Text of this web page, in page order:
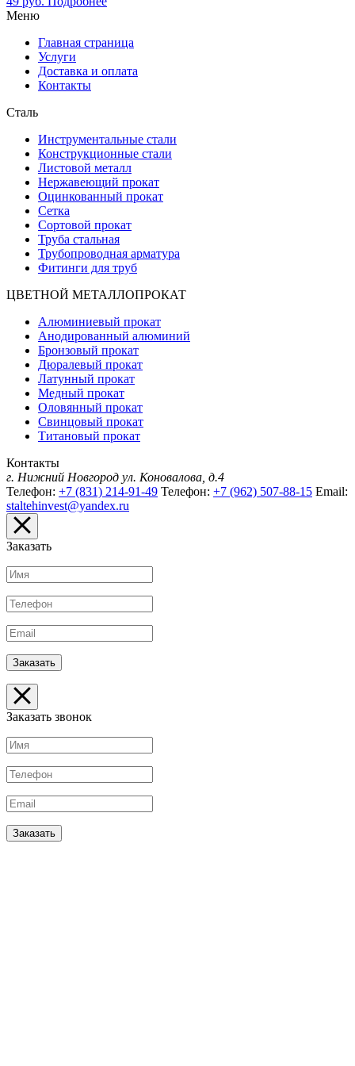
Меню
Главная страница
Услуги
Доставка и оплата
Контакты
Сталь
Инструментальные стали
Конструкционные стали
Листовой металл
Нержавеющий прокат
Оцинкованный прокат
Сетка
Сортовой прокат
Труба стальная
Трубопроводная арматура
Фитинги для труб
ЦВЕТНОЙ МЕТАЛЛОПРОКАТ
Алюминиевый прокат
Анодированный алюминий
Бронзовый прокат
Дюралевый прокат
Латунный прокат
Медный прокат
Оловянный прокат
Свинцовый прокат
Титановый прокат
Контакты
г. Нижний Новгород ул. Коновалова, д.4
Телефон: +7 (831) 214-91-49 Телефон: +7 (962) 507-88-15 Email:
staltehinvest@yandex.ru
Заказать
Заказать звонок